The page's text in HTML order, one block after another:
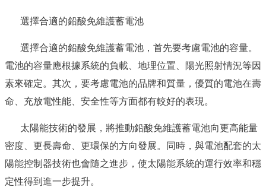
選擇合適的鉛酸免維護蓄電池
選擇合適的鉛酸免維護蓄電池，首先要考慮電池的容量。
電池的容量應根據系統的負載、地理位置、陽光照射情況等因
素來確定。其次，要考慮電池的品牌和質量，優質的電池在壽
命、充放電性能、安全性等方面都有較好的表現。
太陽能技術的發展，將推動鉛酸免維護蓄電池向更高能量
密度、更長壽命、更環保的方向發展。同時，與電池配套的太
陽能控制器技術也會隨之進步，使太陽能系統的運行效率和穩
定性得到進一步提升。